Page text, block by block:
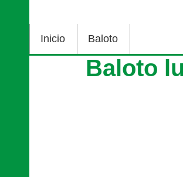
Inicio Baloto
Baloto